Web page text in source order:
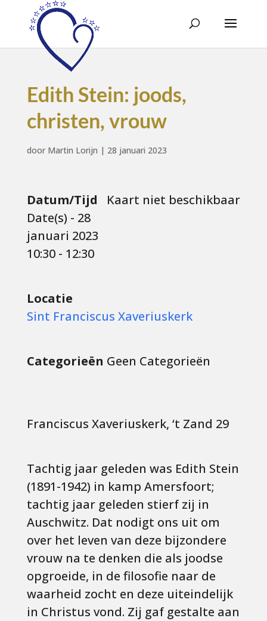
Edith Stein: joods,
christen, vrouw
door Martin Lorijn | 28 januari 2023
Kaart niet beschikbaar
Datum/Tijd
Date(s) - 28
januari 2023
10:30 - 12:30
Locatie
Sint Franciscus Xaveriuskerk
Categorieën Geen Categorieën
Franciscus Xaveriuskerk, ‘t Zand 29
Tachtig jaar geleden was Edith Stein
(1891-1942) in kamp Amersfoort;
tachtig jaar geleden stierf zij in
Auschwitz. Dat nodigt ons uit om
over het leven van deze bijzondere
vrouw na te denken die als joodse
opgroeide, in de filosofie naar de
waarheid zocht en deze uiteindelijk
in Christus vond. Zij gaf gestalte aan